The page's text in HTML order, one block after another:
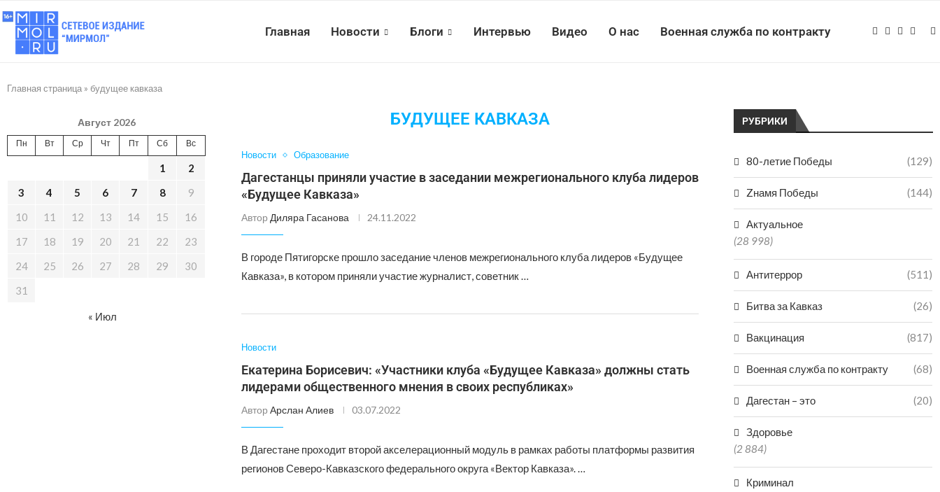
Главная Новости Блоги Интервью Видео О нас Военная служба по контракту
Главная страница » будущее кавказа
БУДУЩЕЕ КАВКАЗА
Новости Образование
Дагестанцы приняли участие в заседании межрегионального клуба лидеров
«Будущее Кавказа»
Автор Диляра Гасанова 24.11.2022
В городе Пятигорске прошло заседание членов межрегионального клуба лидеров «Будущее
Кавказа», в котором приняли участие журналист, советник …
Новости
Екатерина Борисевич: «Участники клуба «Будущее Кавказа» должны стать
лидерами общественного мнения в своих республиках»
Автор Арслан Алиев 03.07.2022
В Дагестане проходит второй акселерационный модуль в рамках работы платформы развития
регионов Северо-Кавказского федерального округа «Вектор Кавказа». …
РУБРИКИ
80-летие Победы (129)
Zнамя Победы (144)
Актуальное
(28 998)
Антитеррор (511)
Битва за Кавказ (26)
Вакцинация (817)
Военная служба по контракту (68)
Дагестан – это (20)
Здоровье
(2 884)
Криминал
Август 2026
Пн Вт Ср Чт Пт Сб Вс
1
2
3
4 5 6 7 8
9
10
11 12 13 14 15
16
17
18 19 20 21 22
23
24
25 26 27 28 29
30
31
« Июл